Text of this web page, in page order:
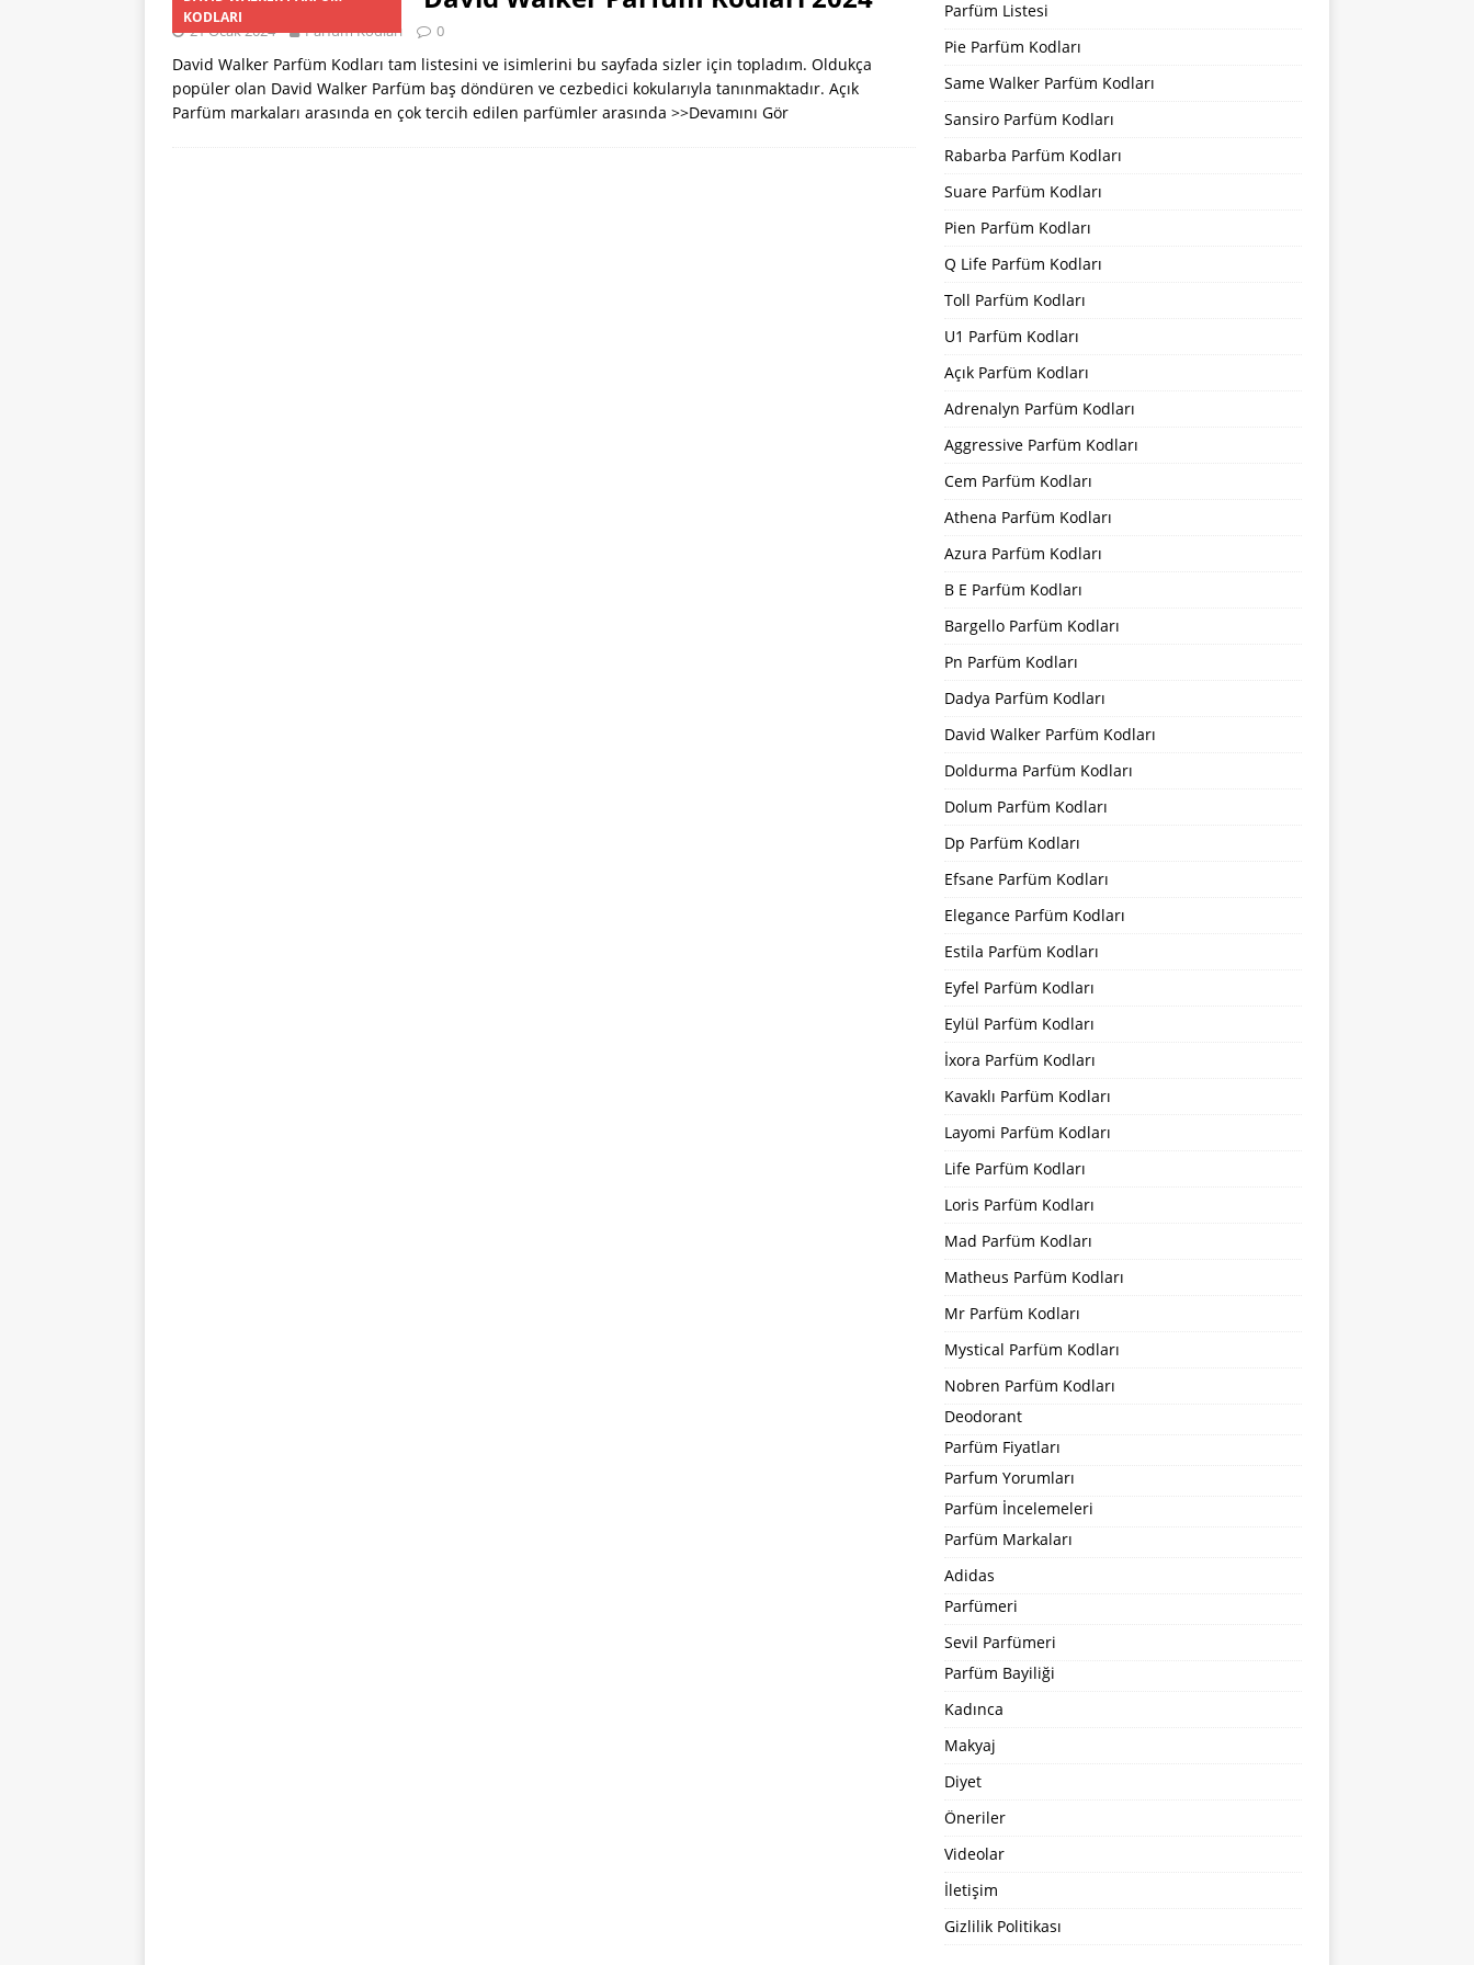
[ 24 Ocak 2024 ]
KODLARI
KODLARI
21 Ocak 2024 Parfum Kodları 0
David Walker Parfüm Kodları tam listesini ve isimlerini bu sayfada sizler için topladım. Oldukça
popüler olan David Walker Parfüm baş döndüren ve cezbedici kokularıyla tanınmaktadır. Açık
Parfüm markaları arasında en çok tercih edilen parfümler arasında >>Devamını Gör
Parfüm Listesi
Pie Parfüm Kodları
Same Walker Parfüm Kodları
Sansiro Parfüm Kodları
Rabarba Parfüm Kodları
Suare Parfüm Kodları
Pien Parfüm Kodları
Q Life Parfüm Kodları
Toll Parfüm Kodları
U1 Parfüm Kodları
Açık Parfüm Kodları
Adrenalyn Parfüm Kodları
Aggressive Parfüm Kodları
Cem Parfüm Kodları
Athena Parfüm Kodları
Azura Parfüm Kodları
B E Parfüm Kodları
Bargello Parfüm Kodları
Pn Parfüm Kodları
Dadya Parfüm Kodları
David Walker Parfüm Kodları
Doldurma Parfüm Kodları
Dolum Parfüm Kodları
Dp Parfüm Kodları
Efsane Parfüm Kodları
Elegance Parfüm Kodları
Estila Parfüm Kodları
Eyfel Parfüm Kodları
Eylül Parfüm Kodları
İxora Parfüm Kodları
Kavaklı Parfüm Kodları
Layomi Parfüm Kodları
Life Parfüm Kodları
Loris Parfüm Kodları
Mad Parfüm Kodları
Matheus Parfüm Kodları
Mr Parfüm Kodları
Mystical Parfüm Kodları
Nobren Parfüm Kodları
Deodorant
Parfüm Fiyatları
Parfum Yorumları
Parfüm İncelemeleri
Parfüm Markaları
Adidas
Parfümeri
Sevil Parfümeri
Parfüm Bayiliği
Kadınca
Makyaj
Diyet
Öneriler
Videolar
İletişim
Gizlilik Politikası